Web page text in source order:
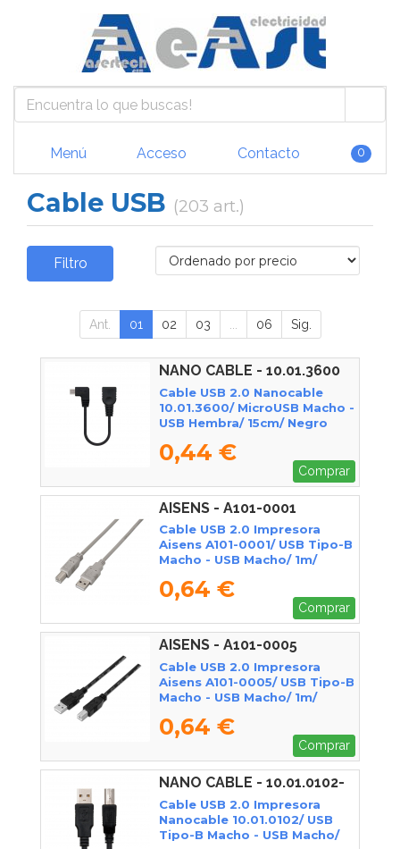
Menú Acceso Contacto 0
Cable USB (203 art.)
Filtro
Ant. 01 02 03 06 Sig.
NANO CABLE - 10.01.3600
Cable USB 2.0 Nanocable
10.01.3600/ MicroUSB Macho -
USB Hembra/ 15cm/ Negro
0,44 €
Comprar
AISENS - A101-0001
Cable USB 2.0 Impresora
Aisens A101-0001/ USB Tipo-B
Macho - USB Macho/ 1m/
0,64 €
Comprar
AISENS - A101-0005
Cable USB 2.0 Impresora
Aisens A101-0005/ USB Tipo-B
Macho - USB Macho/ 1m/
0,64 €
Comprar
NANO CABLE - 10.01.0102-
BK
Cable USB 2.0 Impresora
Nanocable 10.01.0102/ USB
Tipo-B Macho - USB Macho/